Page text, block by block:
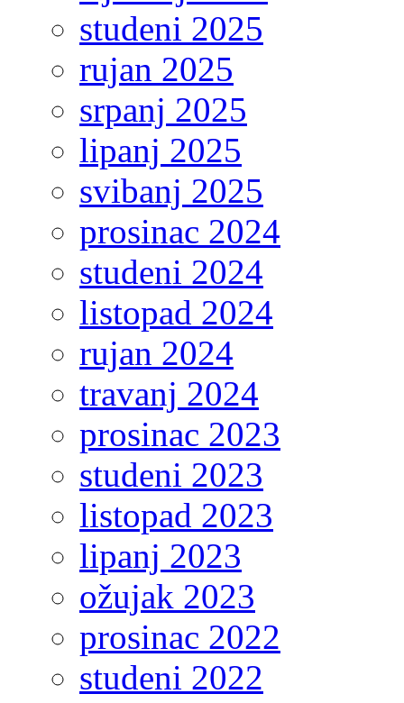
studeni 2025
rujan 2025
srpanj 2025
lipanj 2025
svibanj 2025
prosinac 2024
studeni 2024
listopad 2024
rujan 2024
travanj 2024
prosinac 2023
studeni 2023
listopad 2023
lipanj 2023
ožujak 2023
prosinac 2022
studeni 2022